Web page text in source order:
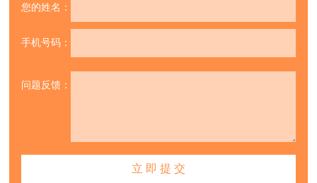
您的姓名：
手机号码：
问题反馈：